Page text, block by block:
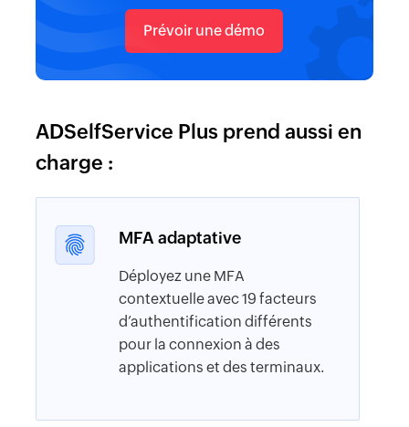
Prévoir une démo
ADSelfService Plus prend aussi en
charge :
MFA adaptative
Déployez une MFA
contextuelle avec 19 facteurs
d’authentification différents
pour la connexion à des
applications et des terminaux.